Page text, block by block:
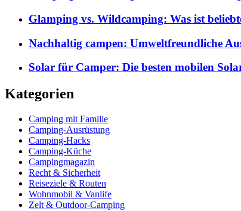
Glamping vs. Wildcamping: Was ist
Nachhaltig campen: Umweltfreundliche
Solar für Camper: Die besten mobilen
Kategorien
Camping mit Familie
Camping-Ausrüstung
Camping-Hacks
Camping-Küche
Campingmagazin
Recht & Sicherheit
Reiseziele & Routen
Wohnmobil & Vanlife
Zelt & Outdoor-Camping